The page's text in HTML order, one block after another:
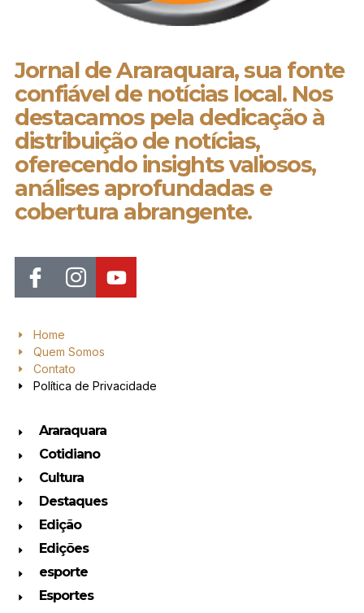
Jornal de Araraquara, sua fonte
confiável de notícias local. Nos
destacamos pela dedicação à
distribuição de notícias,
oferecendo insights valiosos,
análises aprofundadas e
cobertura abrangente.
Home
Quem Somos
Contato
Política de Privacidade
Araraquara
Cotidiano
Cultura
Destaques
Edição
Edições
esporte
Esportes